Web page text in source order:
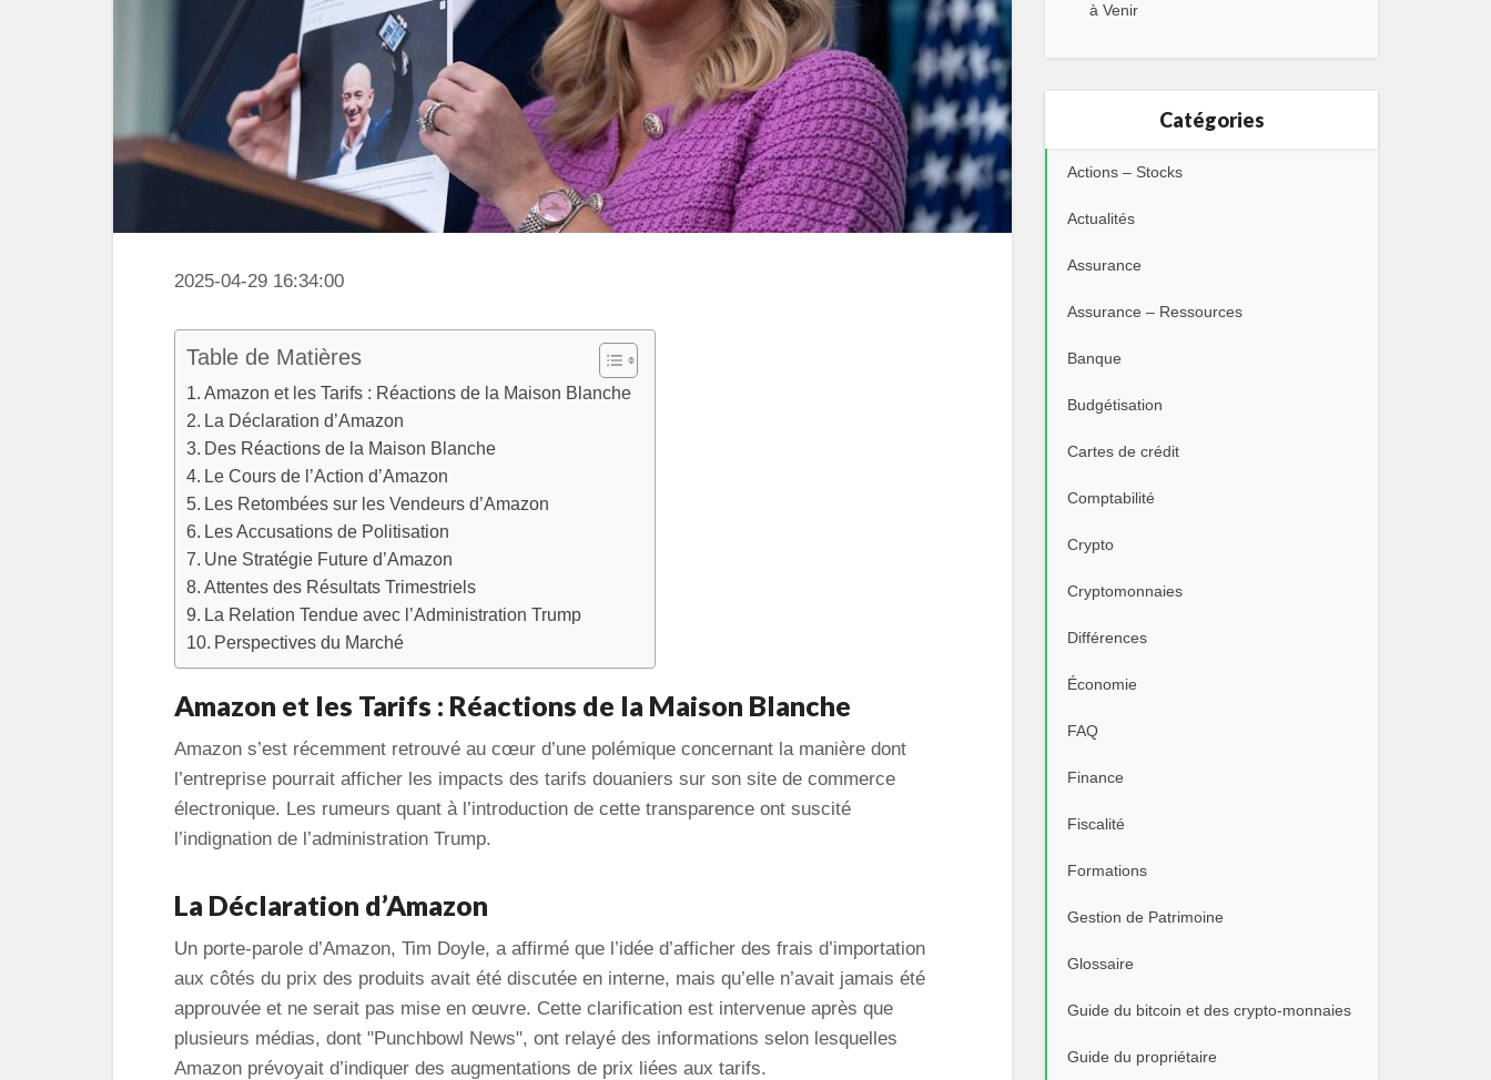
2025-04-29 16:34:00
Table de Matières
Amazon et les Tarifs : Réactions de la Maison Blanche
La Déclaration d’Amazon
Des Réactions de la Maison Blanche
Le Cours de l’Action d’Amazon
Les Retombées sur les Vendeurs d’Amazon
Les Accusations de Politisation
Une Stratégie Future d’Amazon
Attentes des Résultats Trimestriels
La Relation Tendue avec l’Administration Trump
Perspectives du Marché
Amazon et les Tarifs : Réactions de la Maison Blanche
Amazon s’est récemment retrouvé au cœur d’une polémique concernant la manière dont
l’entreprise pourrait afficher les impacts des tarifs douaniers sur son site de commerce
électronique. Les rumeurs quant à l’introduction de cette transparence ont suscité
l’indignation de l’administration Trump.
La Déclaration d’Amazon
Un porte-parole d’Amazon, Tim Doyle, a affirmé que l’idée d’afficher des frais d’importation
aux côtés du prix des produits avait été discutée en interne, mais qu’elle n’avait jamais été
approuvée et ne serait pas mise en œuvre. Cette clarification est intervenue après que
plusieurs médias, dont "Punchbowl News", ont relayé des informations selon lesquelles
Amazon prévoyait d’indiquer des augmentations de prix liées aux tarifs.
à Venir
Catégories
Actions – Stocks
Actualités
Assurance
Assurance – Ressources
Banque
Budgétisation
Cartes de crédit
Comptabilité
Crypto
Cryptomonnaies
Différences
Économie
FAQ
Finance
Fiscalité
Formations
Gestion de Patrimoine
Glossaire
Guide du bitcoin et des crypto-monnaies
Guide du propriétaire